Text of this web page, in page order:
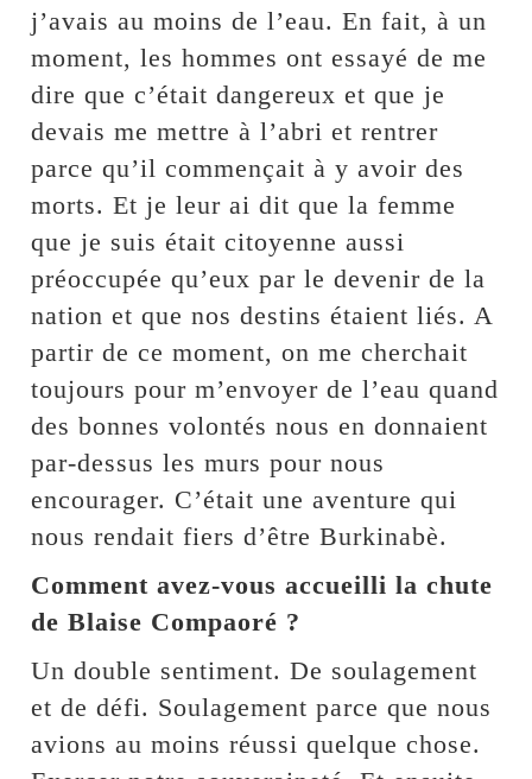
j’avais au moins de l’eau. En fait, à un
moment, les hommes ont essayé de me
dire que c’était dangereux et que je
devais me mettre à l’abri et rentrer
parce qu’il commençait à y avoir des
morts. Et je leur ai dit que la femme
que je suis était citoyenne aussi
préoccupée qu’eux par le devenir de la
nation et que nos destins étaient liés. A
partir de ce moment, on me cherchait
toujours pour m’envoyer de l’eau quand
des bonnes volontés nous en donnaient
par-dessus les murs pour nous
encourager. C’était une aventure qui
nous rendait fiers d’être Burkinabè.
Comment avez-vous accueilli la chute
de Blaise Compaoré ?
Un double sentiment. De soulagement
et de défi. Soulagement parce que nous
avions au moins réussi quelque chose.